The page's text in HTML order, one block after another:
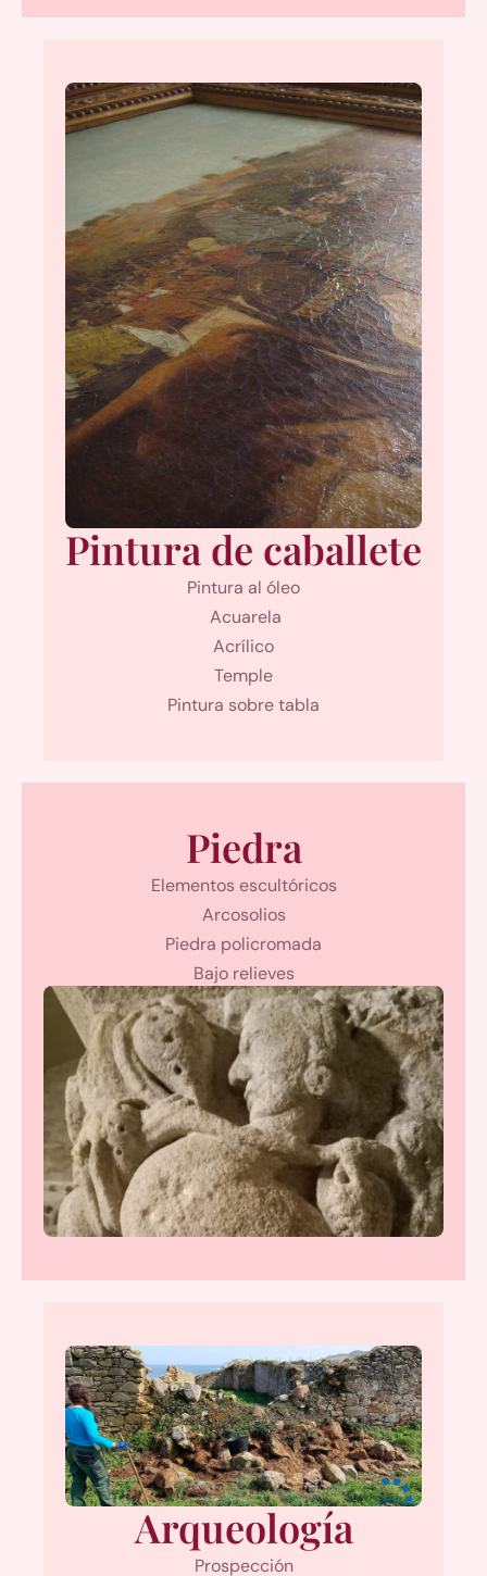
Pintura de caballete
Pintura al óleo
Acuarela
Acrílico
Temple
Pintura sobre tabla
Piedra
Elementos escultóricos
Arcosolios
Piedra policromada
Bajo relieves
Arqueología
Prospección